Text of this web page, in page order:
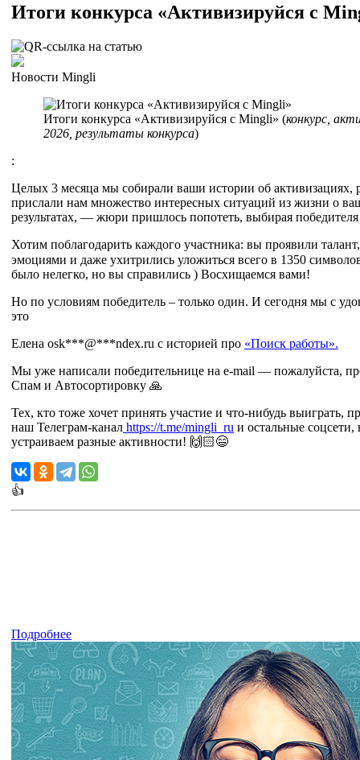
Итоги конкурса «Активизируйся с
Новости Mingli
Итоги конкурса «Активизируйся с Mingli» (конкурс,
2026, результаты конкурса)
:
Целых 3 месяца мы собирали ваши истории об
прислали нам множество интересных ситуаций из жизни о
результатах, — жюри пришлось попотеть, выбирая
Хотим поблагодарить каждого участника: вы проявили
эмоциями и даже ухитрились уложиться всего в 1350
было нелегко, но вы справились ) Восхищаемся вами!
Но по условиям победитель – только один. И сегодня мы с
это
Елена osk***@***ndex.ru с историей про «Поиск работы».
Мы уже написали победительнице на e-mail — пожалуйста,
Спам и Автосортировку 🙏
Тех, кто тоже хочет принять участие и что-нибудь выиграть,
наш Телеграм-канал https://t.me/mingli_ru и остальные
устраиваем разные активности! 🙌🏻😄
👍
Подробнее